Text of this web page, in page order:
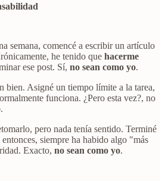
semana, comencé a escribir un artículo
he tenido que hacerme
ese post. Sí, no sean como yo.
bien. Asigné un tiempo límite a la tarea,
funciona. ¿Pero esta vez?, no
.
pero nada tenía sentido. Terminé
siempre ha habido algo "más
Exacto, no sean como yo.